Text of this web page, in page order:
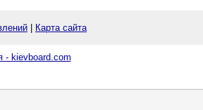
Карта сайта
- kievboard.com